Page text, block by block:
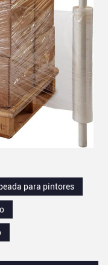
para pintores